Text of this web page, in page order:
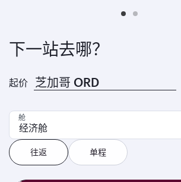
下一站去哪？
起价
往返 单程
舱
经济舱